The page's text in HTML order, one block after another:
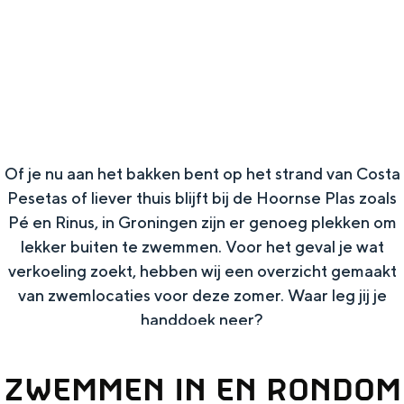
bezienswaardigheden
Of je nu aan het bakken bent op het strand van Costa
Pesetas of liever thuis blijft bij de Hoornse Plas zoals
Pé en Rinus, in Groningen zijn er genoeg plekken om
lekker buiten te zwemmen. Voor het geval je wat
verkoeling zoekt, hebben wij een overzicht gemaakt
van zwemlocaties voor deze zomer. Waar leg jij je
handdoek neer?
ZWEMMEN IN EN RONDOM